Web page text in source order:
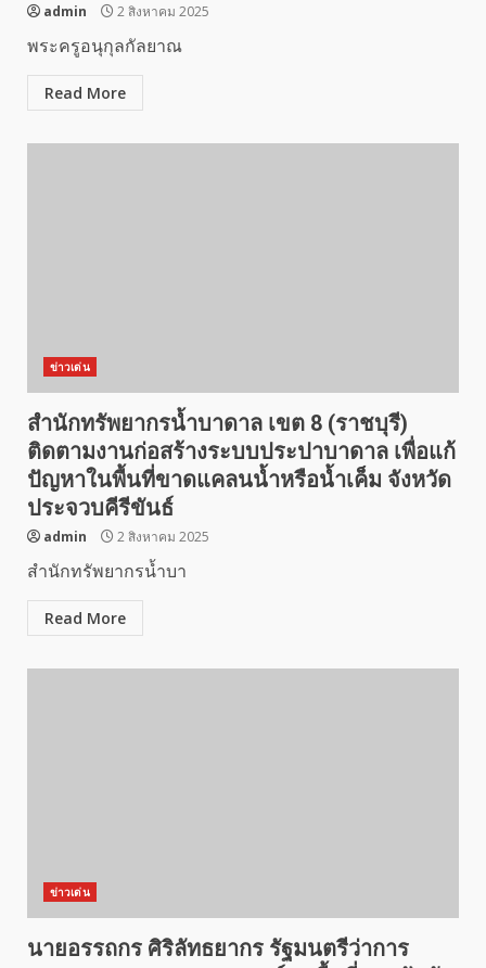
admin 2 สิงหาคม 2025
พระครูอนุกุลกัลยาณ
Read More
ข่าวเด่น
สำนักทรัพยากรน้ำบาดาล เขต 8 (ราชบุรี)
ติดตามงานก่อสร้างระบบประปาบาดาล เพื่อแก้
ปัญหาในพื้นที่ขาดแคลนน้ำหรือน้ำเค็ม จังหวัด
ประจวบคีรีขันธ์
admin 2 สิงหาคม 2025
สำนักทรัพยากรน้ำบา
Read More
ข่าวเด่น
นายอรรถกร ศิริลัทธยากร รัฐมนตรีว่าการ